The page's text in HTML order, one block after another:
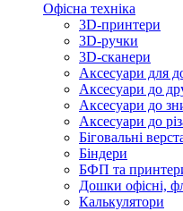
Офісна техніка
3D-принтери
3D-ручки
3D-сканери
Аксесуари для
Аксесуари до
Аксесуари до
Аксесуари до
Біговальні
Біндери
БФП та
Дошки офісні,
Калькулятори